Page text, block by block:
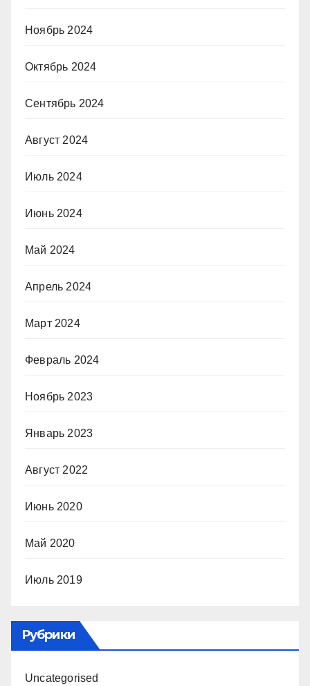
Ноябрь 2024
Октябрь 2024
Сентябрь 2024
Август 2024
Июль 2024
Июнь 2024
Май 2024
Апрель 2024
Март 2024
Февраль 2024
Ноябрь 2023
Январь 2023
Август 2022
Июнь 2020
Май 2020
Июль 2019
Рубрики
Uncategorised